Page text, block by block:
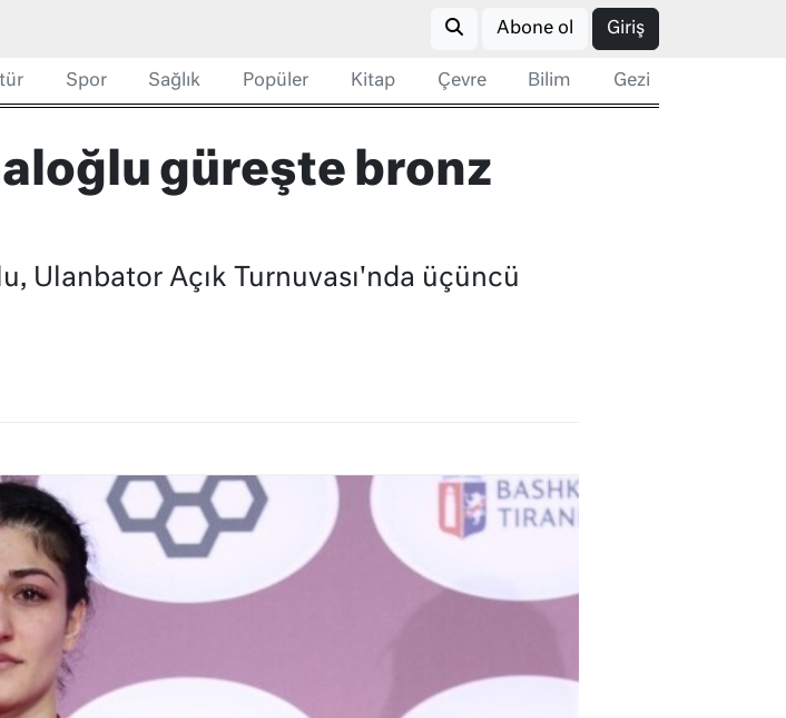
Abone ol Giriş
Spor Sağlık Popüler Kitap Çevre Bilim Gezi
güreşte bronz
Ulanbator Açık Turnuvası'nda üçüncü